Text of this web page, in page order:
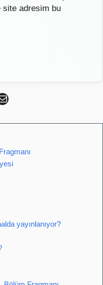
site adresim bu
Twitter
Mail
yayınlanıyor?